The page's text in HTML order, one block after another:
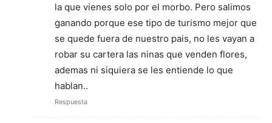
la que vienes solo por el morbo. Pero salimos
ganando porque ese tipo de turismo mejor que
se quede fuera de nuestro pais, no les vayan a
robar su cartera las ninas que venden flores,
ademas ni siquiera se les entiende lo que
hablan..
Respuesta